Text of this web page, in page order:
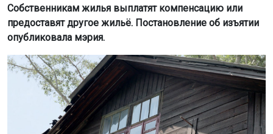
Собственникам жилья выплатят компенсацию или
предоставят другое жильё. Постановление об изъятии
опубликовала мэрия.